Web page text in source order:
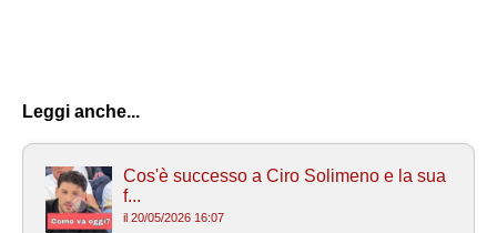
Leggi anche...
Cos'è successo a Ciro Solimeno e la sua
f...
il 20/05/2026 16:07